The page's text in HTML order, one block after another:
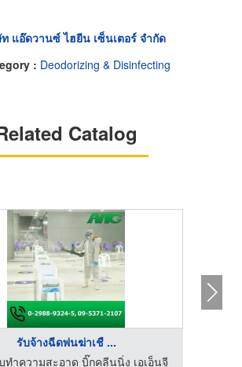
แอ๊ดวานซ์ ไฮยีน เซ็นเตอร์ จำกัด
: Deodorizing & Disinfecting
Catalog
รับจ้างฉีดพ่นฆ่าเชื ...
ทำความสะอาด บิ๊กคลีนนิ่ง เอเอ็นจี